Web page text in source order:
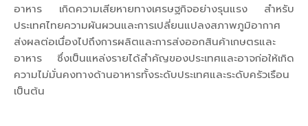
อาหาร เกิดความเสียหายทางเศรษฐกิจอย่างรุนแรง สำหรับ
ประเทศไทยความผันผวนและการเปลี่ยนแปลงสภาพภูมิอากาศ
ส่งผลต่อเนื่องไปถึงการผลิตและการส่งออกสินค้าเกษตรและ
อาหาร ซึ่งเป็นแหล่งรายได้สำคัญของประเทศและอาจก่อให้เกิด
ความไม่มั่นคงทางด้านอาหารทั้งระดับประเทศและระดับครัวเรือน
เป็นต้น